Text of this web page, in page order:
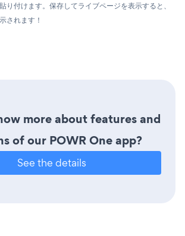
り付けます。保存してライブページを表示すると、
されます！
more about features and
of our POWR One app?
See the details